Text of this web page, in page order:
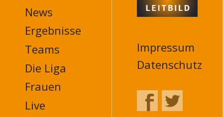
NAVIGATION
FOOTER
News
Ergebnisse
Teams
Die Liga
Frauen
Live
Impressum
Datenschutz